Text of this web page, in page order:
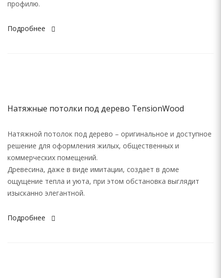
профилю.
Подробнее
Натяжные потолки под дерево TensionWood
Натяжной потолок под дерево – оригинальное и доступное
решение для оформления жилых, общественных и
коммерческих помещений.
Древесина, даже в виде имитации, создает в доме
ощущение тепла и уюта, при этом обстановка выглядит
изысканно элегантной.
Подробнее